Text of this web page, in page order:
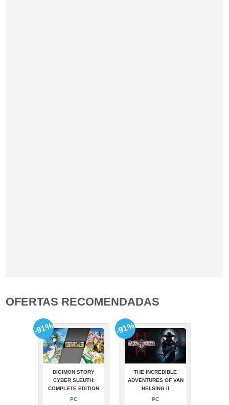
OFERTAS RECOMENDADAS
DIGIMON STORY
CYBER SLEUTH:
COMPLETE EDITION
PC
-91%
THE INCREDIBLE
ADVENTURES OF VAN
HELSING II
PC
-91%